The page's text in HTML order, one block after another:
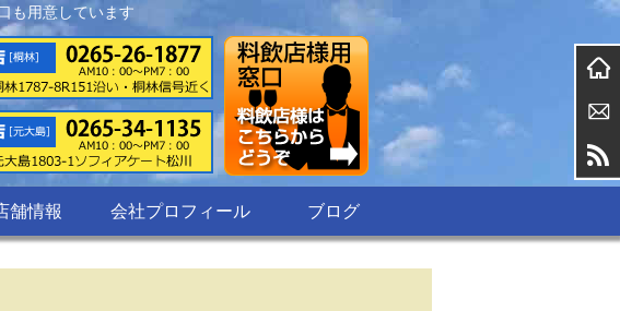
も用意しています
舗情報 会社プロフィール ブログ